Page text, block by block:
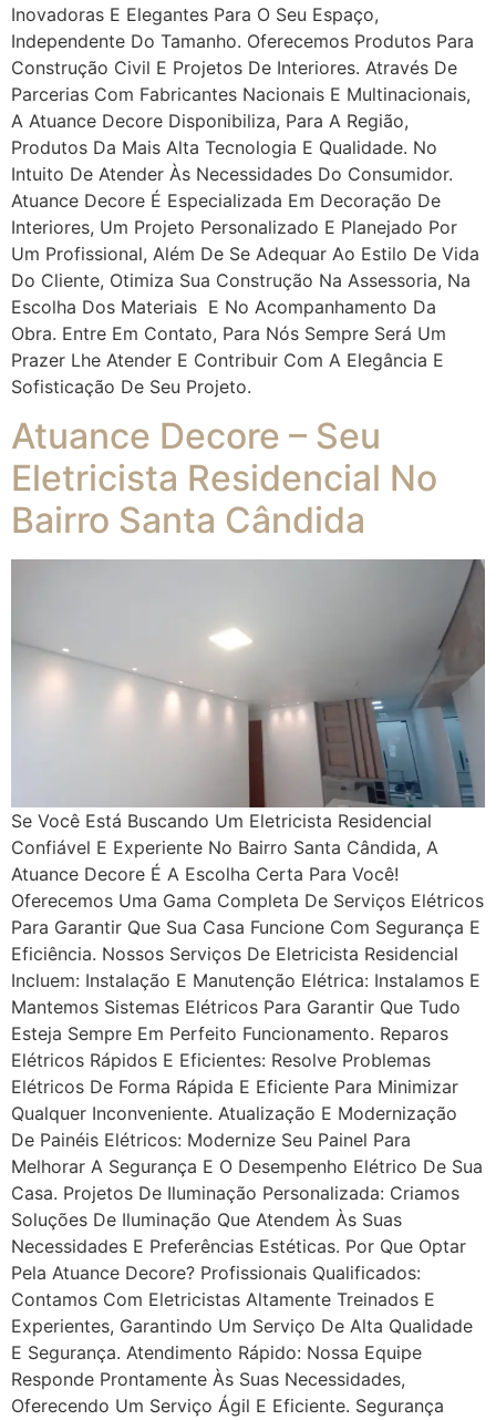
Inovadoras E Elegantes Para O Seu Espaço,
Independente Do Tamanho. Oferecemos Produtos Para
Construção Civil E Projetos De Interiores. Através De
Parcerias Com Fabricantes Nacionais E Multinacionais,
A Atuance Decore Disponibiliza, Para A Região,
Produtos Da Mais Alta Tecnologia E Qualidade. No
Intuito De Atender Às Necessidades Do Consumidor.
Atuance Decore É Especializada Em Decoração De
Interiores, Um Projeto Personalizado E Planejado Por
Um Profissional, Além De Se Adequar Ao Estilo De Vida
Do Cliente, Otimiza Sua Construção Na Assessoria, Na
Escolha Dos Materiais E No Acompanhamento Da
Obra. Entre Em Contato, Para Nós Sempre Será Um
Prazer Lhe Atender E Contribuir Com A Elegância E
Sofisticação De Seu Projeto.
Atuance Decore – Seu
Eletricista Residencial No
Bairro Santa Cândida
Se Você Está Buscando Um Eletricista Residencial
Confiável E Experiente No Bairro Santa Cândida, A
Atuance Decore É A Escolha Certa Para Você!
Oferecemos Uma Gama Completa De Serviços Elétricos
Para Garantir Que Sua Casa Funcione Com Segurança E
Eficiência. Nossos Serviços De Eletricista Residencial
Incluem: Instalação E Manutenção Elétrica: Instalamos E
Mantemos Sistemas Elétricos Para Garantir Que Tudo
Esteja Sempre Em Perfeito Funcionamento. Reparos
Elétricos Rápidos E Eficientes: Resolve Problemas
Elétricos De Forma Rápida E Eficiente Para Minimizar
Qualquer Inconveniente. Atualização E Modernização
De Painéis Elétricos: Modernize Seu Painel Para
Melhorar A Segurança E O Desempenho Elétrico De Sua
Casa. Projetos De Iluminação Personalizada: Criamos
Soluções De Iluminação Que Atendem Às Suas
Necessidades E Preferências Estéticas. Por Que Optar
Pela Atuance Decore? Profissionais Qualificados:
Contamos Com Eletricistas Altamente Treinados E
Experientes, Garantindo Um Serviço De Alta Qualidade
E Segurança. Atendimento Rápido: Nossa Equipe
Responde Prontamente Às Suas Necessidades,
Oferecendo Um Serviço Ágil E Eficiente. Segurança